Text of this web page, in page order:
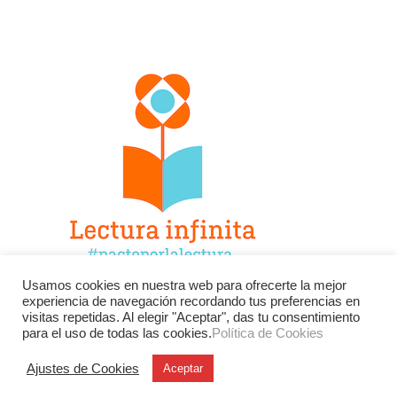
Facebook Twitter
Instagram
YouTube
LinkedIn Contacto
Usamos cookies en nuestra web para ofrecerte la mejor
experiencia de navegación recordando tus preferencias en
visitas repetidas. Al elegir "Aceptar", das tu consentimiento
para el uso de todas las cookies.Política de Cookies
Ajustes de Cookies Aceptar